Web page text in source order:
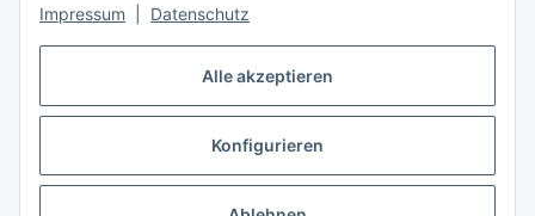
Alle akzeptieren
Konfigurieren
Impressum Datenschutz
Vertrag widerrufen